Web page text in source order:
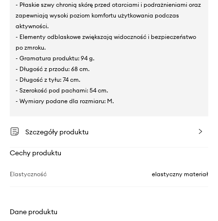
- Płaskie szwy chronią skórę przed otarciami i podrażnieniami oraz
zapewniają wysoki poziom komfortu użytkowania podczas
aktywności.
- Elementy odblaskowe zwiększają widoczność i bezpieczeństwo
po zmroku.
- Gramatura produktu: 94 g.
- Długość z przodu: 68 cm.
- Długość z tyłu: 74 cm.
- Szerokość pod pachami: 54 cm.
- Wymiary podane dla rozmiaru: M.
Szczegóły produktu
Cechy produktu
Elastyczność elastyczny materiał
Dane produktu